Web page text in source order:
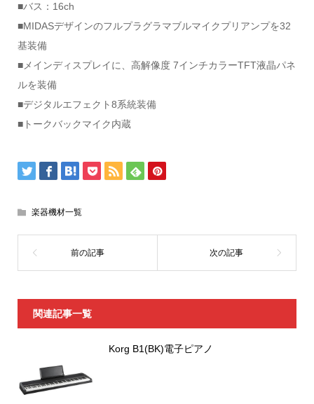
■バス：16ch
■MIDASデザインのフルプラグラマブルマイクプリアンプを32
基装備
■メインディスプレイに、高解像度 7インチカラーTFT液晶パネ
ルを装備
■デジタルエフェクト8系統装備
■トークバックマイク内蔵
楽器機材一覧
関連記事一覧
Korg B1(BK)電子ピアノ